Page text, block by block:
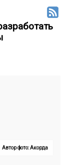
Автор фото: Акорда